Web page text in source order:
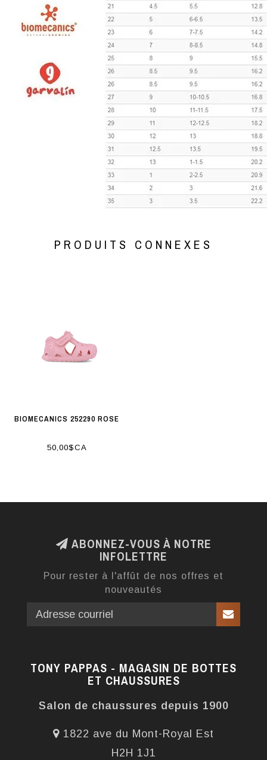
PRODUITS CONNEXES
BIOMECANICS 252290 ROSE
50,00$CA
ABONNEZ-VOUS À NOTRE
INFOLETTRE
Pour rester à l'affût de nos offres et
nouveautés
TONY PAPPAS - MAGASIN DE BOTTES
ET CHAUSSURES
Salon de chaussures depuis 1900
1822 ave du Mont-Royal Est
H2H 1J1